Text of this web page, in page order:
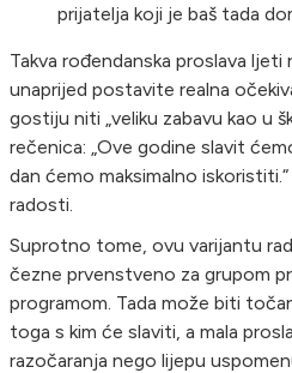
prijatelja koji je baš tada
Takva rođendanska proslava
unaprijed postavite realna
gostiju niti „veliku zabavu kao u
rečenica: „Ove godine slavit
dan ćemo maksimalno
radosti.
Suprotno tome, ovu varijantu
čezne prvenstveno za grupom
programom. Tada može biti
toga s kim će slaviti, a mala
razočaranja nego lijepu